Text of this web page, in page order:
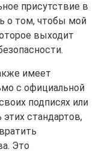
присутствие в
о том, чтобы мой
выходит
имеет
с официальной
подписях или
стандартов,
Это